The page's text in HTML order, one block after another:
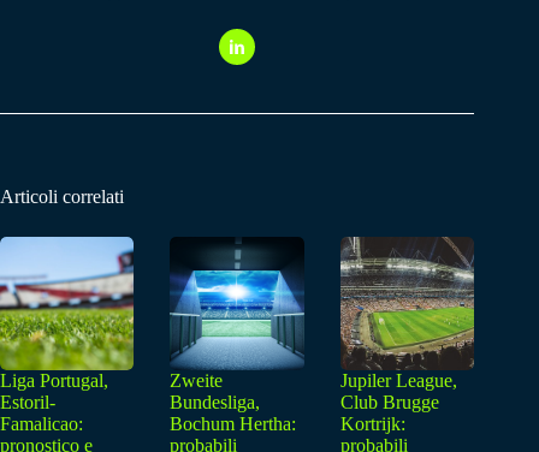
Articoli correlati
Liga Portugal,
Estoril-
Famalicao:
pronostico e
Zweite
Bundesliga,
Bochum Hertha:
probabili
Jupiler League,
Club Brugge
Kortrijk:
probabili